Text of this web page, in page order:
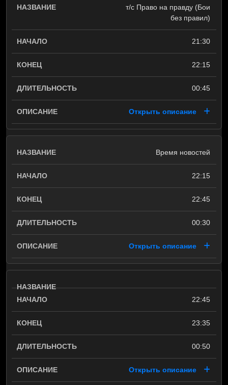
т/с Право на правду (Бои
без правил)
21:30
22:15
00:45
Открыть описание
Время новостей
22:15
22:45
00:30
Открыть описание
22:45
23:35
00:50
Открыть описание